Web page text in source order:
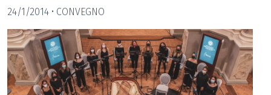
24/1/2014 • CONVEGNO